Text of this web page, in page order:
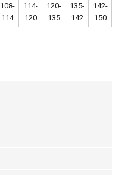
108-
114
114-
120
120-
135
135-
142
142-
150